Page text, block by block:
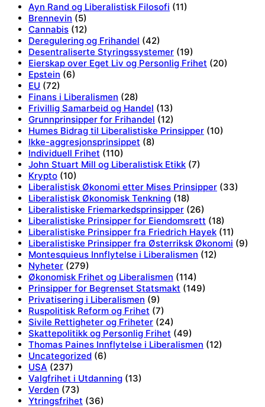
Ayn Rand og Liberalistisk Filosofi (11)
Brennevin (5)
Cannabis (12)
Deregulering og Frihandel (42)
Desentraliserte Styringssystemer (19)
Eierskap over Eget Liv og Personlig Frihet (20)
Epstein (6)
EU (72)
Finans i Liberalismen (28)
Frivillig Samarbeid og Handel (13)
Grunnprinsipper for Frihandel (12)
Humes Bidrag til Liberalistiske Prinsipper (10)
Ikke-aggresjonsprinsippet (8)
Individuell Frihet (110)
John Stuart Mill og Liberalistisk Etikk (7)
Krypto (10)
Liberalistisk Økonomi etter Mises Prinsipper (33)
Liberalistisk Økonomisk Tenkning (18)
Liberalistiske Friemarkedsprinsipper (26)
Liberalistiske Prinsipper for Eiendomsrett (18)
Liberalistiske Prinsipper fra Friedrich Hayek (11)
Liberalistiske Prinsipper fra Østerriksk Økonomi (9)
Montesquieus Innflytelse i Liberalismen (12)
Nyheter (279)
Økonomisk Frihet og Liberalismen (114)
Prinsipper for Begrenset Statsmakt (149)
Privatisering i Liberalismen (9)
Ruspolitisk Reform og Frihet (7)
Sivile Rettigheter og Friheter (24)
Skattepolitikk og Personlig Frihet (49)
Thomas Paines Innflytelse i Liberalismen (12)
Uncategorized (6)
USA (237)
Valgfrihet i Utdanning (13)
Verden (73)
Ytringsfrihet (36)